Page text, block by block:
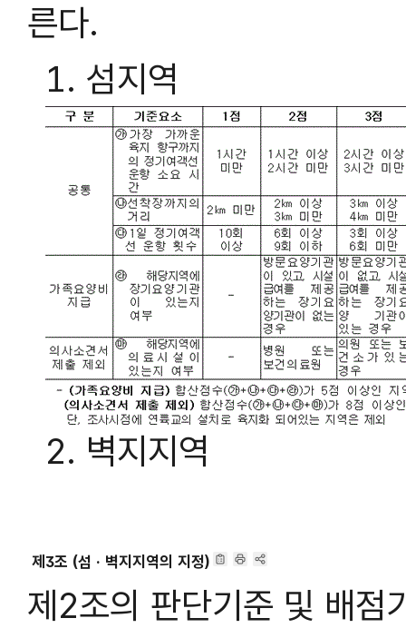
른다.
1. 섬지역
2. 벽지지역
제3조 (섬 · 벽지지역의 지정)
제2조의 판단기준 및 배점